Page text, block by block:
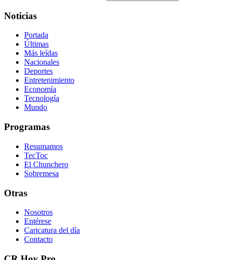
Noticias
Portada
Últimas
Más leídas
Nacionales
Deportes
Entretenimiento
Economía
Tecnología
Mundo
Programas
Resumamos
TecToc
El Chunchero
Sobremesa
Otras
Nosotros
Entérese
Caricatura del día
Contacto